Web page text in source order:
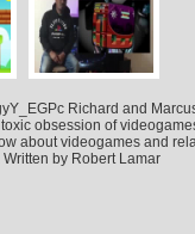
Richard and
obsession of
about videogames and
by Robert Lamar